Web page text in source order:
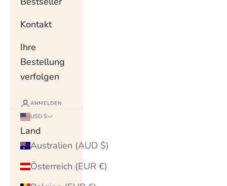
Kontakt
Ihre
Bestellung
verfolgen
ANMELDEN
USD $
Land
Australien (AUD $)
Österreich (EUR €)